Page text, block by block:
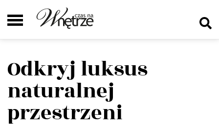
Odkryj luksus
naturalnej
przestrzeni